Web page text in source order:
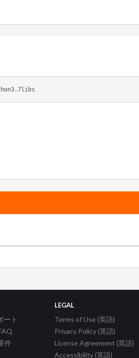
ート
件
LEGAL
Terms of Use (英語)
Privacy Policy (英語)
License Agreement (英語)
Accessibility (英語)